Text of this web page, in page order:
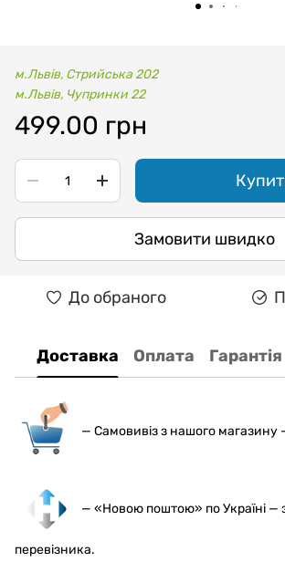
м.Львів, Стрийська 202
м.Львів, Чупринки 22
499.00 грн
Замовити швидко
До обраного
Доставка Оплата Гарантія
— Самовивіз з нашого магазину
— «Новою поштою» по Україні —
перевізника.